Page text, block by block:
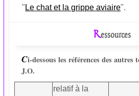
" Le chat et la grippe aviaire".
Ressources
Ci-dessous les références des autres
J.O.
relatif à la